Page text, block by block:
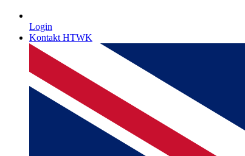
Login
Kontakt HTWK